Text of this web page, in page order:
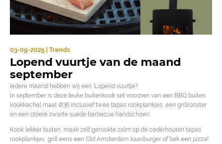
03-09-2025 | Trends
Lopend vuurtje van de maand
september
Iedere maand hebben wij een ‘Lopend vuurtje’!
In september is deze leuke buitenkook set voorzien van een BBQ buiten
kookkachel maat Ø36 inclusief twee tapas rookplankjes, een grillrooster
en een stoere zwarte suede barbecue handschoen.
Kook lekker buiten, maak zelf gerookte zalm op de cederhouten tapas
rookplankjes, grill eens een Old Amsterdam kaasburger of bak een pizza!